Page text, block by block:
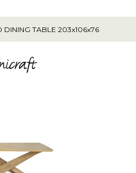
DINING TABLE 203x106x76